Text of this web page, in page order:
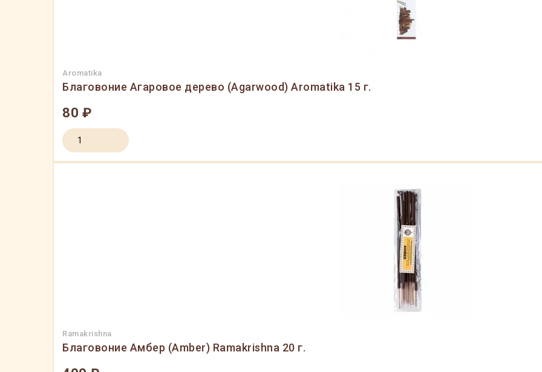
Aromatika
Благовоние Агаровое дерево (Agarwood) Aromatika 15 г.
80 ₽
Ramakrishna
Благовоние Амбер (Amber) Ramakrishna 20 г.